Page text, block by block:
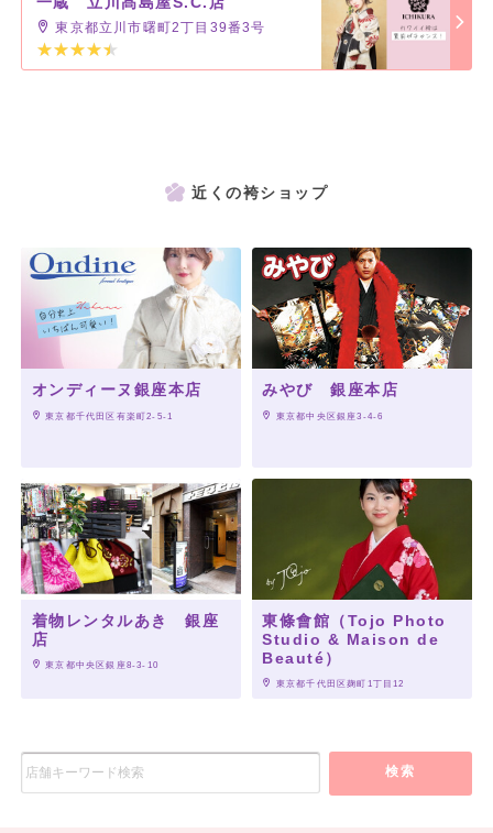
一蔵 銀座本店
一蔵 ららぽーと船橋店
一蔵 旭川店
一蔵 山口宇部店
一蔵 大宮東口スタジオ
一蔵 所沢店
一蔵 立川髙島屋S.C.店
一蔵 神戸三宮店
一蔵 いわき店
一蔵 ノルベサ札幌店
東京都立川市曙町2丁目39番3号
近くの袴ショップ
オンディーヌ銀座本店
東京都千代田区有楽町2-5-1
みやび 銀座本店
東京都中央区銀座3-4-6
着物レンタルあき 銀座
店
東京都中央区銀座8-3-10
東條會館（Tojo Photo
Studio & Maison de
Beauté）
東京都千代田区麹町1丁目12
検索